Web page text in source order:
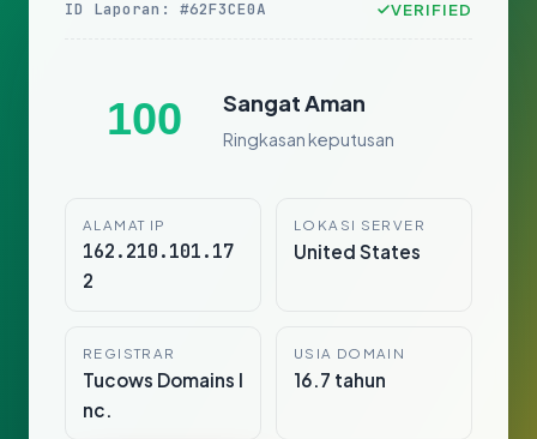
ID Laporan: #62F3CE0A VERIFIED
100 Sangat Aman
Ringkasan keputusan
ALAMAT IP
162.210.101.17
2
LOKASI SERVER
United States
REGISTRAR
Tucows Domains I
nc.
USIA DOMAIN
16.7 tahun